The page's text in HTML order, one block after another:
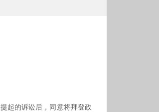
起的诉讼后，同意将拜登政